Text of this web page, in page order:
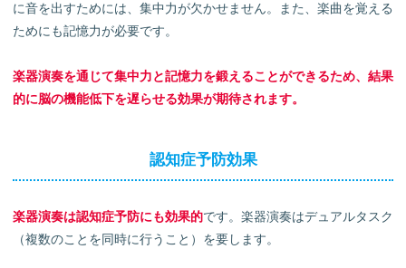
に音を出すためには、集中力が欠かせません。また、楽曲を覚える
ためにも記憶力が必要です。
楽器演奏を通じて集中力と記憶力を鍛えることができるため、結果
的に脳の機能低下を遅らせる効果が期待されます。
認知症予防効果
楽器演奏は認知症予防にも効果的です。楽器演奏はデュアルタスク
（複数のことを同時に行うこと）を要します。